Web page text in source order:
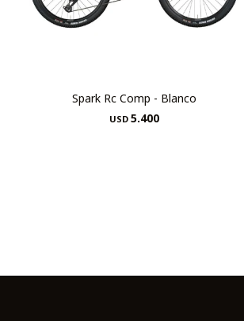
Spark Rc Comp - Blanco
USD 5.400